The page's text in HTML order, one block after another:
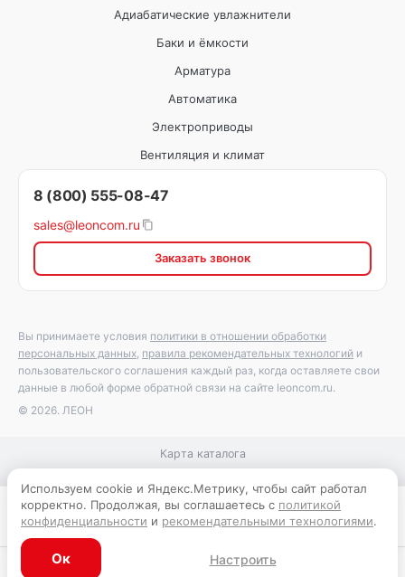
Адиабатические увлажнители
Баки и ёмкости
Арматура
Автоматика
Электроприводы
Вентиляция и климат
8 (800) 555-08-47
sales@leoncom.ru
Заказать звонок
Вы принимаете условия политики в отношении обработки
персональных данных правила рекомендательных технологий и
пользовательского соглашения каждый раз, когда оставляете свои
данные в любой форме обратной связи на сайте leoncom.ru.
© 2026. ЛЕОН
Используем cookie и Яндекс.Метрику, чтобы сайт работал
корректно. Продолжая, вы соглашаетесь с политикой
конфиденциальности и рекомендательными технологиями.
Ок Настроить
Карта каталога
В корзину